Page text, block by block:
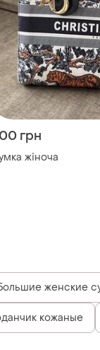
грн
жіноча
женские
кожаные